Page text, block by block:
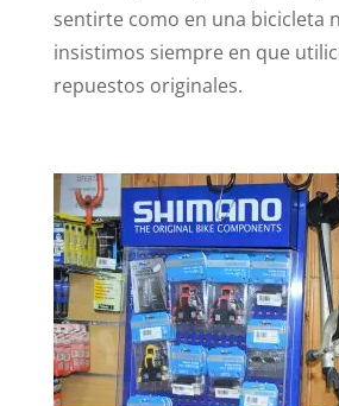
sentirte como en una bicicleta
insistimos siempre en que
repuestos originales.